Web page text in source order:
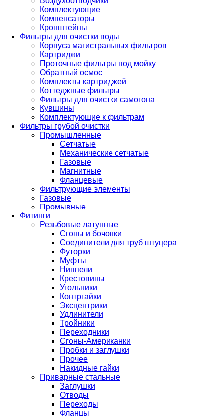
Комплектующие
Компенсаторы
Кронштейны
Фильтры для очистки воды
Корпуса магистральных фильтров
Картриджи
Проточные фильтры под мойку
Обратный осмос
Комплекты картриджей
Коттеджные фильтры
Фильтры для очистки самогона
Кувшины
Комплектующие к фильтрам
Фильтры грубой очистки
Промышленные
Сетчатые
Механические сетчатые
Газовые
Магнитные
Фланцевые
Фильтрующие элементы
Газовые
Промывные
Фитинги
Резьбовые латунные
Сгоны и бочонки
Соединители для труб штуцера
Футорки
Муфты
Ниппели
Крестовины
Угольники
Контргайки
Эксцентрики
Удлинители
Тройники
Переходники
Сгоны-Американки
Пробки и заглушки
Прочее
Накидные гайки
Приварные стальные
Заглушки
Отводы
Переходы
Фланцы